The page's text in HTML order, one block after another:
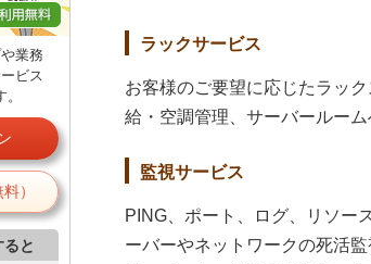
ラックサービス
お客様のご要望に応じたラッ
給・空調管理、サーバールー
監視サービス
PING、ポート、ログ、リソー
ーバーやネットワークの死活
業務
ビス
）
と